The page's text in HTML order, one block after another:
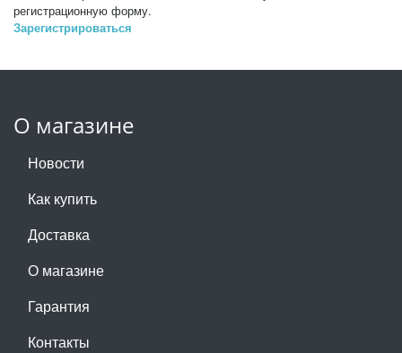
регистрационную форму.
Зарегистрироваться
О магазине
Новости
Как купить
Доставка
О магазине
Гарантия
Контакты